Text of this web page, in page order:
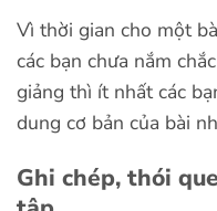
Vì thời gian cho một
các bạn chưa nắm
giảng thì ít nhất các
dung cơ bản của bài
Ghi chép, thói